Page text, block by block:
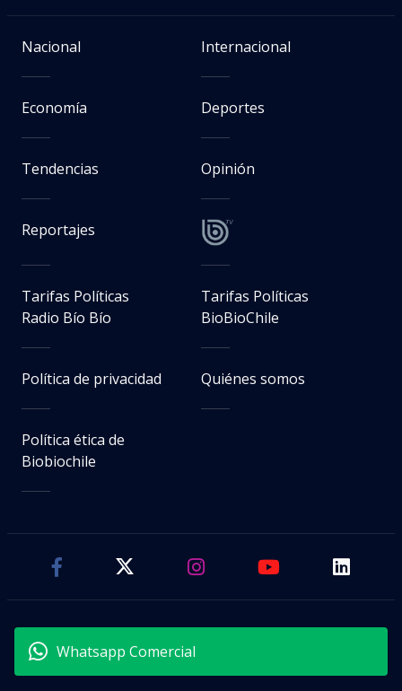
Nacional Internacional
Economía Deportes
Tendencias Opinión
Reportajes
Tarifas Políticas
Radio Bío Bío
Tarifas Políticas
BioBioChile
Política de privacidad Quiénes somos
Política ética de
Biobiochile
Whatsapp Comercial